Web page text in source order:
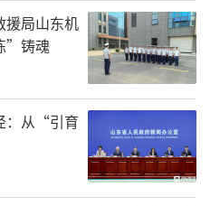
础教育（泰山国际学
科技职业学院发展至
，一是中西医结合教
扶贫。
援局山东机
”铸魂
：从“引育